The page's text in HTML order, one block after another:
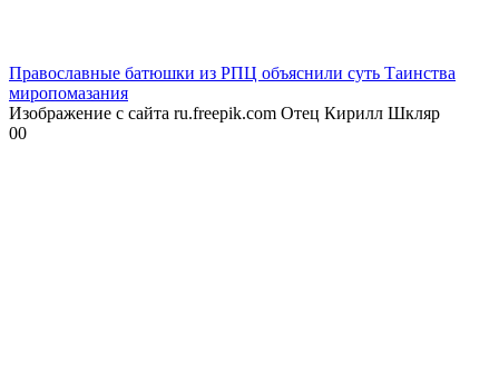
Православные батюшки из РПЦ объяснили суть Таинства
миропомазания
Изображение с сайта ru.freepik.com Отец Кирилл Шкляр
00